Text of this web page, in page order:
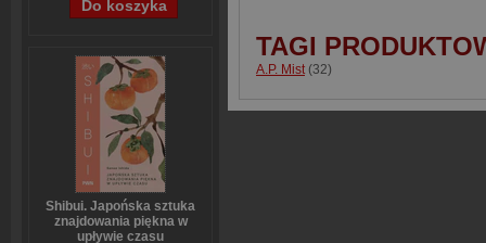
Shibui. Japońska sztuka
znajdowania piękna w
upływie czasu
TAGI
A.P. Mist (32)